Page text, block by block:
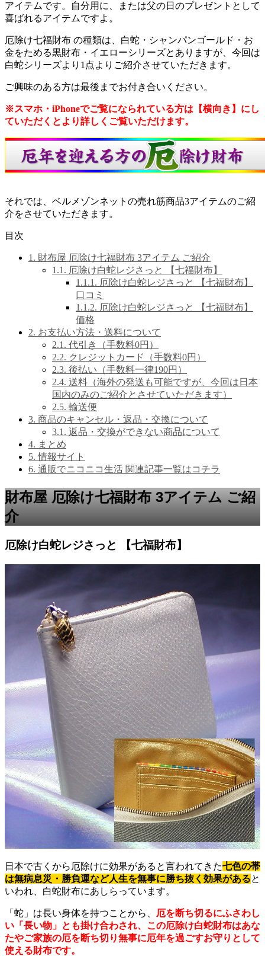
アイテムです。自分用に、または父の日のプレゼントとして
喜ばれるアイテムですよ。
厄除け七福財布 の種類は、白蛇・シャンパンゴールド・お
金をためる黒財布・イエローシリーズとありますが、今回は
白蛇シリーズより1点よりご紹介させていただきます。
ご興味のある方は最後までお付き合いください。
※スマホ・iPhoneでご覧になられている方は【横向き】にし
ていただくとより詳しくご覧いただけます。
それでは、ベルメゾンネットの売れ筋商品3アイテムのご紹
介をさせていただきます。
目次
1. 財布屋 厄除け七福財布 3アイテム ご紹介
1.1. 厄除け白蛇レジさっと 【七福財布】
1.1.1. 厄除け白蛇レジさっと 【七福財布】
口コミ
1.1.2. 厄除け白蛇レジさっと 【七福財布】
価格
2. お支払い方法・送料について
2.1. 代引き（手数料0円）
2.2. クレジットカード（手数料0円）
2.3. 後払い（手数料一律190円）
2.4. 送料（海外の発送も可能ですが、今回は日本
国内のみのご紹介とさせていただきます）
2.5. 輸送便
3. 商品のキャンセル・返品・交換について
3.1. 返品・交換ができない商品について
4. まとめ
5. 情報サイト
6. 通販でニコニコ生活 関連記事一覧はコチラ
財布屋 厄除け七福財布 3アイテム ご紹
介
厄除け白蛇レジさっと 【七福財布】
日本で古くから厄除けに効果があると言われてきた七色の帯
は無病息災・勝負運など人生を無事に勝ち抜く効果があると
いわれ、白蛇財布にあしらっています。
「蛇」は長い身体を持つことから、
厄を断ち切るにふさわし
い「長い物」とも掛け合わされ、この厄除け白蛇財布はあな
たやご家族の厄を断ち切り無事に厄年を過ごすお守りとして
使える財布です。